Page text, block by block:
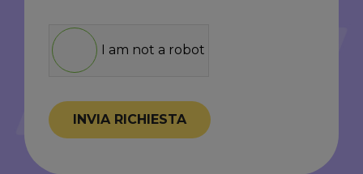
I am not a robot
INVIA RICHIESTA